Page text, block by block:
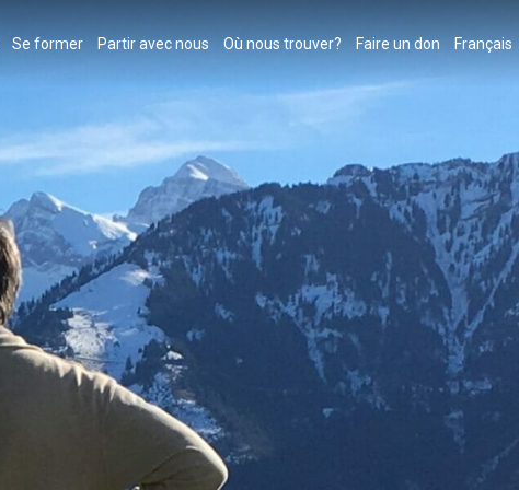
Se former Partir avec nous Où nous trouver? Faire un don Français